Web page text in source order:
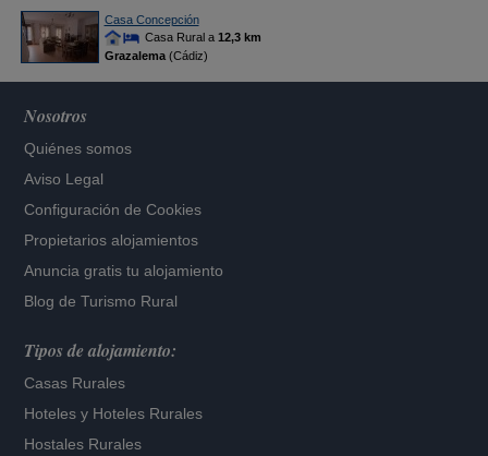
Casa Concepción
Casa Rural a 12,3 km
Grazalema(Cádiz)
Nosotros
Quiénes somos
Aviso Legal
Configuración de Cookies
Propietarios alojamientos
Anuncia gratis tu alojamiento
Blog de Turismo Rural
Tipos de alojamiento:
Casas Rurales
Hoteles y Hoteles Rurales
Hostales Rurales